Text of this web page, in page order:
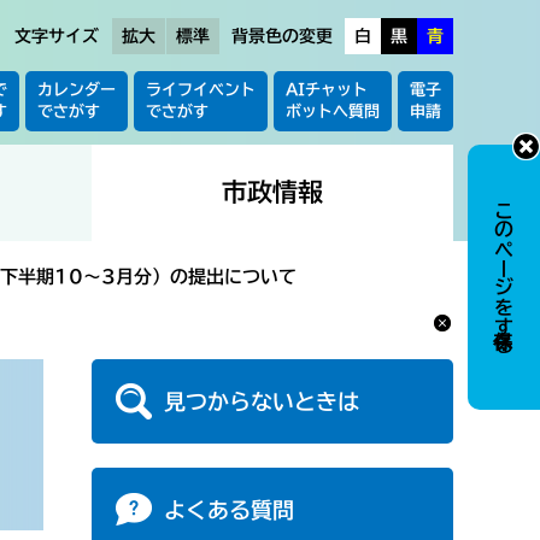
文字サイズ 拡大 標準 背景色の変更 白 黒 青
カレンダー
でさがす
ライフイベント
でさがす
AIチャット
ボットへ質問
電子
申請
市政情報
半期10～3月分）の提出について
見つからないときは
よくある質問
このページを保存する